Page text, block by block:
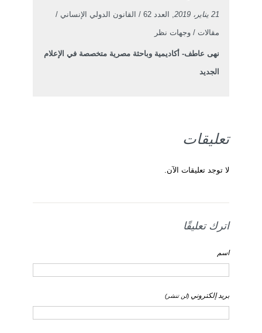
21 يناير، 2019 , العدد 62 / القانون الدولي الإنساني /
مقالات / وجهات نظر
نهى عاطف- أكاديمية وباحثة مصرية متخصصة في الإعلام
الجديد
تعليقات
لا توجد تعليقات الآن.
اترك تعليقًا
اسم
بريد إلكتروني (لن تنشر)